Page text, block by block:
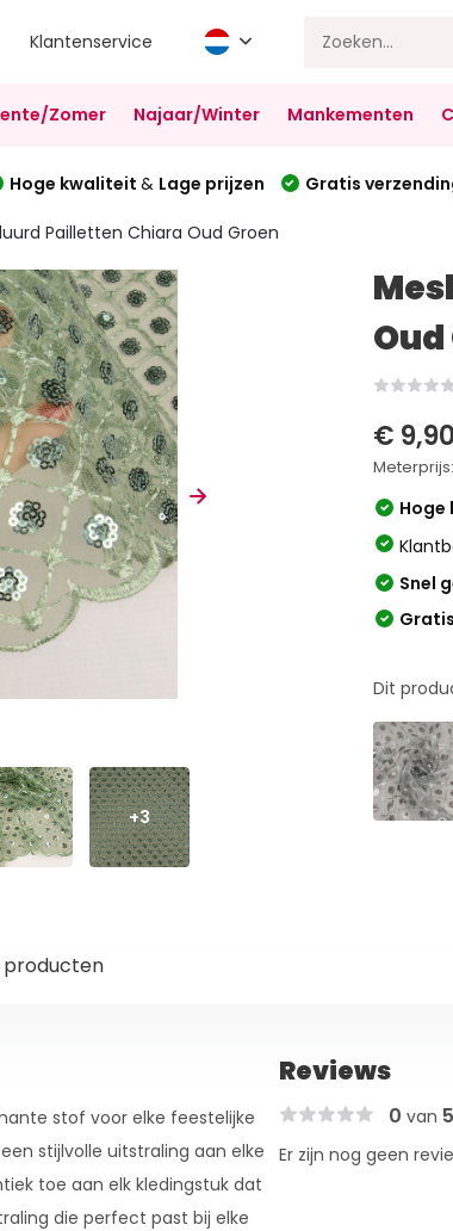
Klantenservice
Zomer Najaar/Winter Mankementen
Hoge kwaliteit & Lage prijzen Gratis
Pailletten Chiara Oud Groen
+3
€ 9,90
Snel
Dit
stof voor elke feestelijke
stijlvolle uitstraling aan elke
toe aan elk kledingstuk dat
die perfect past bij elke
Reviews
0 van 5
Er zijn nog geen